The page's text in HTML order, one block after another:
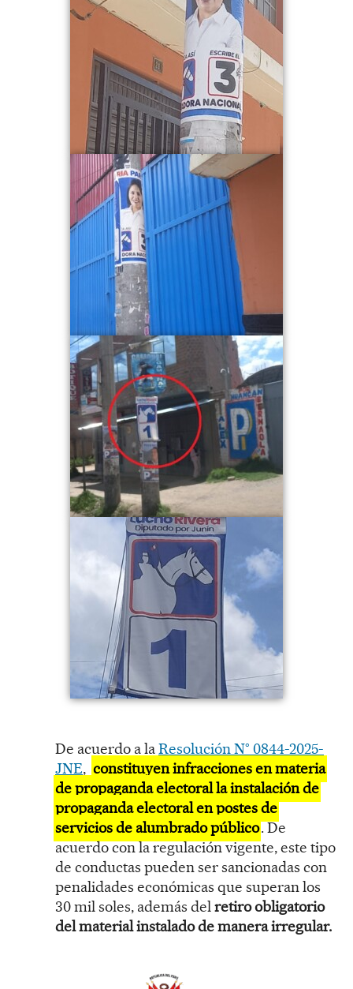
De acuerdo a laResolución N° 0844-2025-
JNE, constituyen infracciones en materia
de propaganda electoral la instalación de
propaganda electoral en postes de
servicios de alumbrado público. De
acuerdo con la regulación vigente, este tipo
de conductas pueden ser sancionadas con
penalidades económicas que superan los
30 mil soles, además del retiro obligatorio
del material instalado de manera irregular.